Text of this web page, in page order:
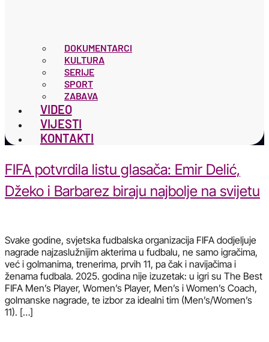
DOKUMENTARCI
KULTURA
SERIJE
SPORT
ZABAVA
VIDEO
VIJESTI
KONTAKTI
FIFA potvrdila listu glasača: Emir Delić,
Džeko i Barbarez biraju najbolje na svijetu
Svake godine, svjetska fudbalska organizacija FIFA dodjeljuje
nagrade najzaslužnijim akterima u fudbalu, ne samo igračima,
već i golmanima, trenerima, prvih 11, pa čak i navijačima i
ženama fudbala. 2025. godina nije izuzetak: u igri su The Best
FIFA Men’s Player, Women’s Player, Men’s i Women’s Coach,
golmanske nagrade, te izbor za idealni tim (Men’s/Women’s
11). […]